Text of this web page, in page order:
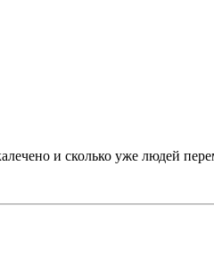
и сколько уже людей